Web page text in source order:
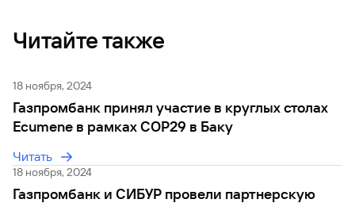
Быстрый
поиск
сайту
Вклады
Читайте также
18 ноября, 2024
Газпромбанк принял участие в круглых столах
Ecumene в рамках СОР29 в Баку
Читать
18 ноября, 2024
Газпромбанк и СИБУР провели партнерскую